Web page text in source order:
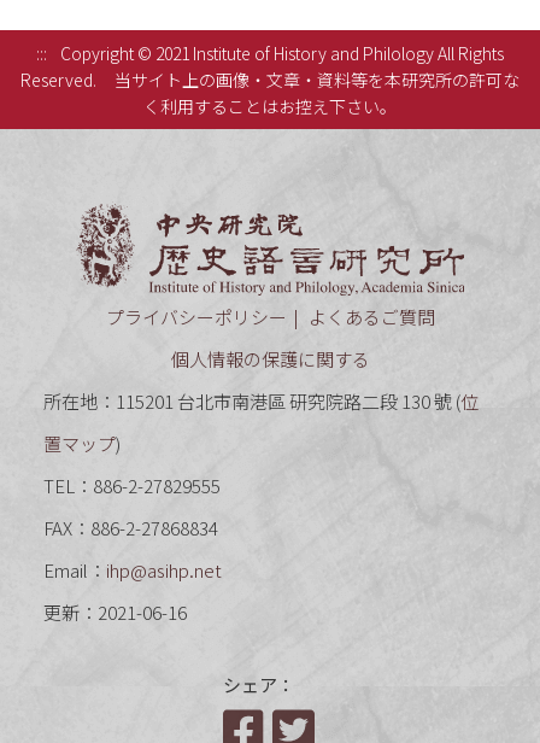
:::
Copyright © 2021 Institute of History and Philology All Rights
Reserved.
当サイト上の画像・文章・資料等を本研究所の許可な
く利用することはお控え下さい。
プライバシーポリシー
よくあるご質問
個人情報の保護に関する
所在地：115201 台北市南港區 研究院路二段 130 號 (位
置マップ)
TEL：886-2-27829555
FAX：886-2-27868834
Email： ihp@asihp.net
更新：2021-06-16
シェア：
Facebook